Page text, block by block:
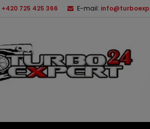
+420 725 425 366 E-mail: